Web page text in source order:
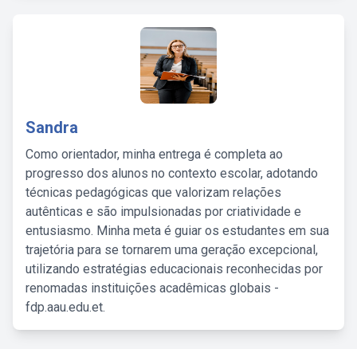
Sandra
Como orientador, minha entrega é completa ao
progresso dos alunos no contexto escolar, adotando
técnicas pedagógicas que valorizam relações
autênticas e são impulsionadas por criatividade e
entusiasmo. Minha meta é guiar os estudantes em sua
trajetória para se tornarem uma geração excepcional,
utilizando estratégias educacionais reconhecidas por
renomadas instituições acadêmicas globais -
fdp.aau.edu.et.